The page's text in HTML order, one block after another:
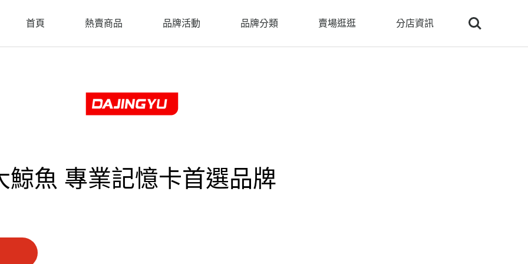
首頁 熱賣商品 品牌活動 品牌分類 賣場逛逛 分店資訊
Search
鯨魚 專業記憶卡首選品牌